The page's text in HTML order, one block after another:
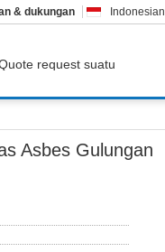
Indonesian
& dukungan
request suatu
Asbes Gulungan